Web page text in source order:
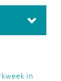
in